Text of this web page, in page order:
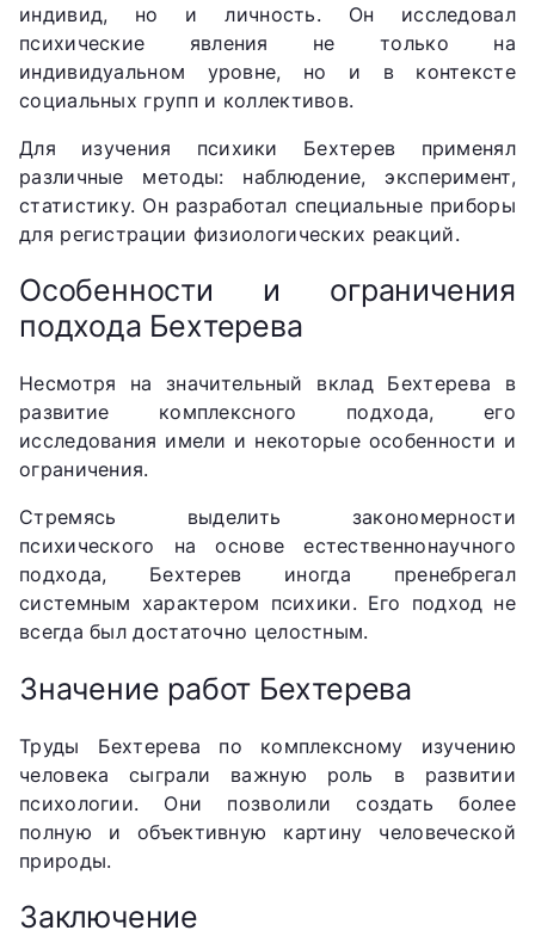
индивид, но и личность. Он исследовал
психические явления не только на
индивидуальном уровне, но и в контексте
социальных групп и коллективов.
Для изучения психики Бехтерев применял
различные методы: наблюдение, эксперимент,
статистику. Он разработал специальные приборы
для регистрации физиологических реакций.
Особенности и ограничения
подхода Бехтерева
Несмотря на значительный вклад Бехтерева в
развитие комплексного подхода, его
исследования имели и некоторые особенности и
ограничения.
Стремясь выделить закономерности
психического на основе естественнонаучного
подхода, Бехтерев иногда пренебрегал
системным характером психики. Его подход не
всегда был достаточно целостным.
Значение работ Бехтерева
Труды Бехтерева по комплексному изучению
человека сыграли важную роль в развитии
психологии. Они позволили создать более
полную и объективную картину человеческой
природы.
Заключение